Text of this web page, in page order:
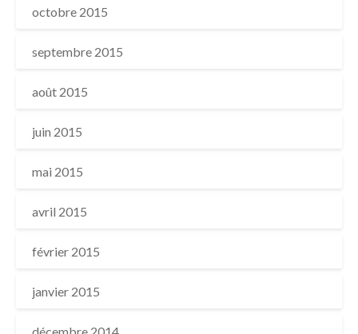
octobre 2015
septembre 2015
août 2015
juin 2015
mai 2015
avril 2015
février 2015
janvier 2015